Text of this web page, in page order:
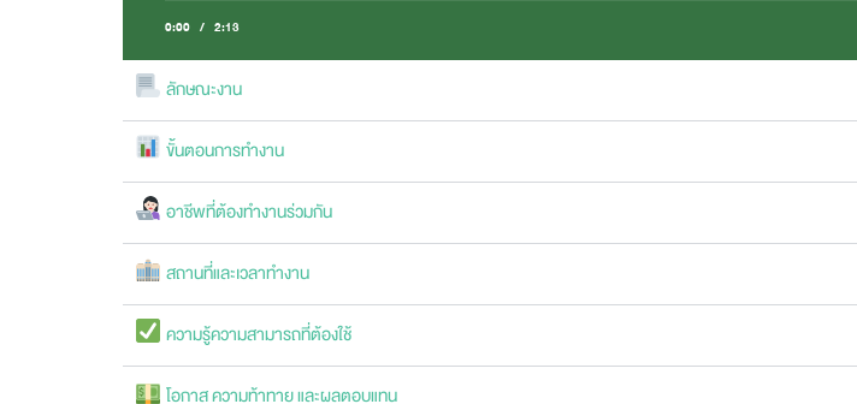
0:00 / 2:13
ลักษณะงาน
ขั้นตอนการทำงาน
อาชีพที่ต้องทำงานร่วมกัน
สถานที่และเวลาทำงาน
ความรู้ความสามารถที่ต้องใช้
โอกาส ความท้าทาย และผลตอบแทน